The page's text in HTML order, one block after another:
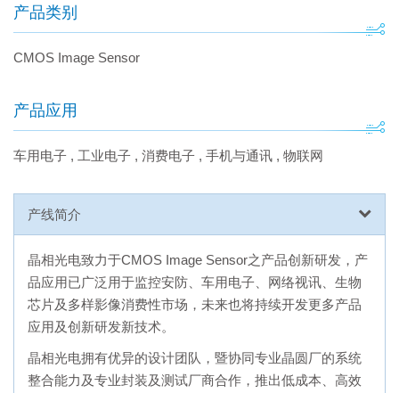
产品类别
CMOS Image Sensor
产品应用
车用电子 , 工业电子 , 消费电子 , 手机与通讯 , 物联网
产线简介
晶相光电致力于CMOS Image Sensor之产品创新研发，产
品应用已广泛用于监控安防、车用电子、网络视讯、生物
芯片及多样影像消费性市场，未来也将持续开发更多产品
应用及创新研发新技术。
晶相光电拥有优异的设计团队，暨协同专业晶圆厂的系统
整合能力及专业封装及测试厂商合作，推出低成本、高效